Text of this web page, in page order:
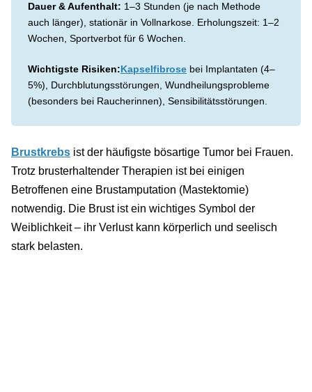
Dauer & Aufenthalt: 1–3 Stunden (je nach Methode
auch länger), stationär in Vollnarkose. Erholungszeit: 1–2
Wochen, Sportverbot für 6 Wochen.
Wichtigste Risiken:Kapselfibrose bei Implantaten (4–
5%), Durchblutungsstörungen, Wundheilungsprobleme
(besonders bei Raucherinnen), Sensibilitätsstörungen.
Brustkrebs ist der häufigste bösartige Tumor bei Frauen.
Trotz brusterhaltender Therapien ist bei einigen
Betroffenen eine Brustamputation (Mastektomie)
notwendig. Die Brust ist ein wichtiges Symbol der
Weiblichkeit – ihr Verlust kann körperlich und seelisch
stark belasten.